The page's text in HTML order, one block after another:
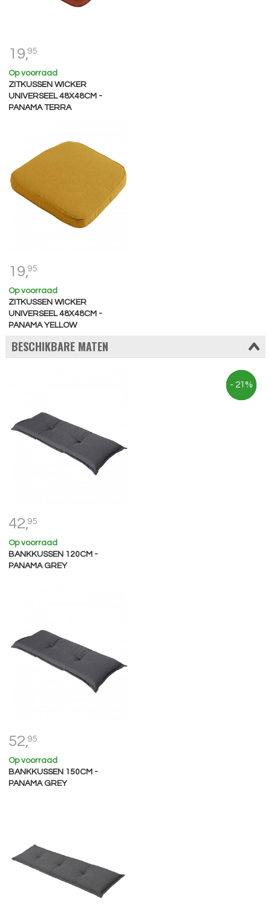
19,95
Op voorraad
ZITKUSSEN WICKER
UNIVERSEEL 48X48CM -
PANAMA TERRA
19,95
Op voorraad
ZITKUSSEN WICKER
UNIVERSEEL 48X48CM -
PANAMA YELLOW
BESCHIKBARE MATEN
42,95
Op voorraad
BANKKUSSEN 120CM -
PANAMA GREY
52,95
Op voorraad
BANKKUSSEN 150CM -
PANAMA GREY
- 23%
- 22%
- 23%
- 21%
- 21%